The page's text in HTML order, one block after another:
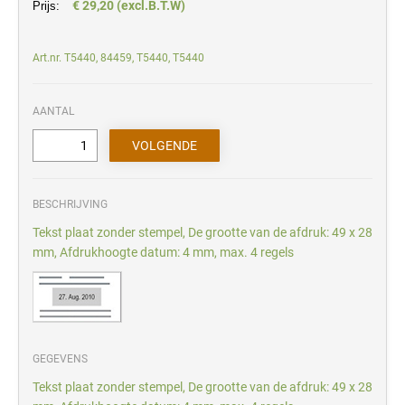
Prijs: € 29,20 (excl.B.T.W)
Art.nr. T5440, 84459, T5440, T5440
AANTAL
BESCHRIJVING
Tekst plaat zonder stempel, De grootte van de afdruk: 49 x 28
mm, Afdrukhoogte datum: 4 mm, max. 4 regels
GEGEVENS
Tekst plaat zonder stempel, De grootte van de afdruk: 49 x 28